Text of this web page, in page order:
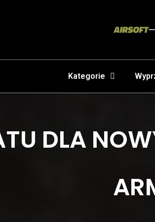
Kategorie
DLA